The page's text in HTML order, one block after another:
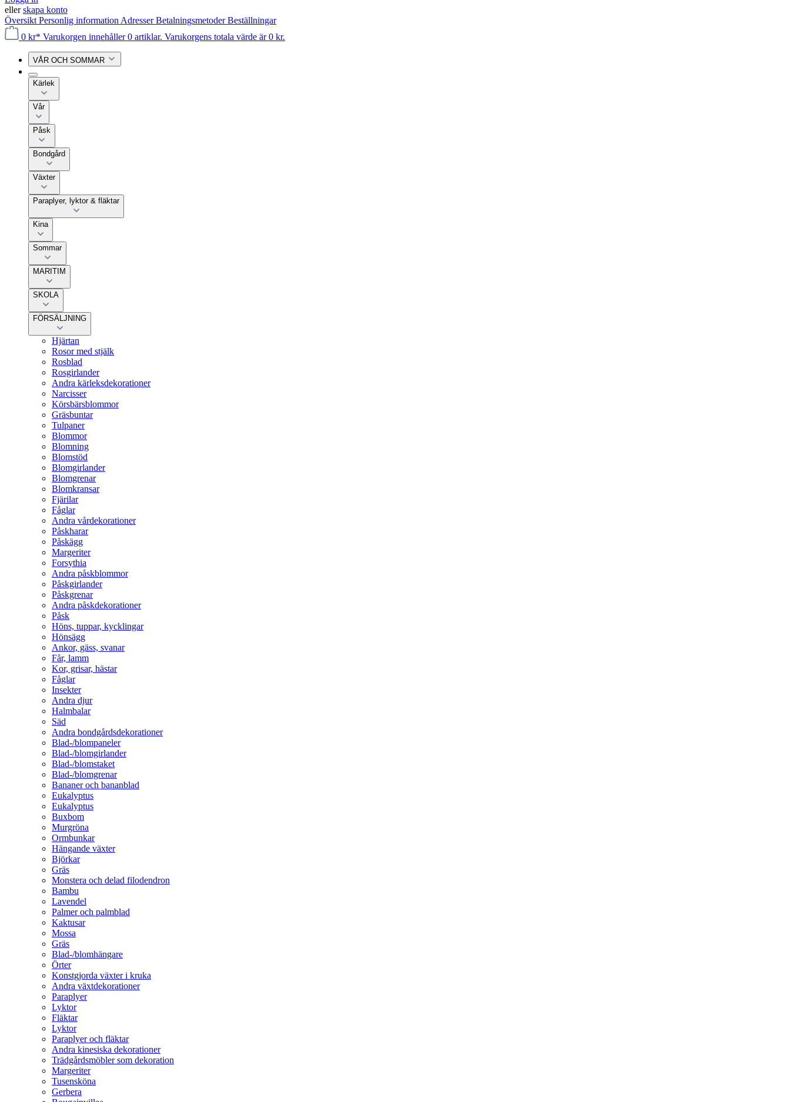
ellerskapa konto
Översikt Personlig information AdresserBetalningsmetoderBeställningar
0 kr* Varukorgen innehåller 0 artiklar. Varukorgens totala värde är 0 kr.
VÅR OCH SOMMAR
Kärlek
Vår
Påsk
Bondgård
Växter
Paraplyer, lyktor & fläktar
Kina
Sommar
MARITIM
SKOLA
FÖRSÄLJNING
Hjärtan
Rosor med stjälk
Rosblad
Rosgirlander
Andra kärleksdekorationer
Narcisser
Körsbärsblommor
Gräsbuntar
Tulpaner
Blommor
Blomning
Blomstöd
Blomgirlander
Blomgrenar
Blomkransar
Fjärilar
Fåglar
Andra vårdekorationer
Påskharar
Påskägg
Margeriter
Forsythia
Andra påskblommor
Påskgirlander
Påskgrenar
Andra påskdekorationer
Påsk
Höns, tuppar, kycklingar
Hönsägg
Ankor, gäss, svanar
Får, lamm
Kor, grisar, hästar
Fåglar
Insekter
Andra djur
Halmbalar
Säd
Andra bondgårdsdekorationer
Blad-/blompaneler
Blad-/blomgirlander
Blad-/blomstaket
Blad-/blomgrenar
Bananer och bananblad
Eukalyptus
Eukalyptus
Buxbom
Murgröna
Ormbunkar
Hängande växter
Björkar
Gräs
Monstera och delad filodendron
Bambu
Lavendel
Palmer och palmblad
Kaktusar
Mossa
Gräs
Blad-/blomhängare
Örter
Konstgjorda växter i kruka
Andra växtdekorationer
Paraplyer
Lyktor
Fläktar
Lyktor
Paraplyer och fläktar
Andra kinesiska dekorationer
Trädgårdsmöbler som dekoration
Margeriter
Tusensköna
Gerbera